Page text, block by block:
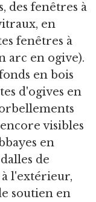
des fenêtres à
en
fenêtres à
arc en ogive).
en bois
d'ogives en
visibles
en
de
l'extérieur,
soutien en